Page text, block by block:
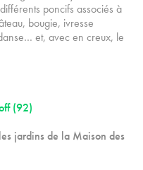
poncifs associés à
bougie, ivresse
et, avec en creux, le
(92)
jardins de la Maison des